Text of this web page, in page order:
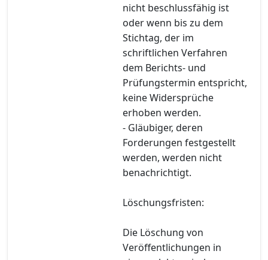
nicht beschlussfähig ist
oder wenn bis zu dem
Stichtag, der im
schriftlichen Verfahren
dem Berichts- und
Prüfungstermin entspricht,
keine Widersprüche
erhoben werden.
- Gläubiger, deren
Forderungen festgestellt
werden, werden nicht
benachrichtigt.
Löschungsfristen:
Die Löschung von
Veröffentlichungen in